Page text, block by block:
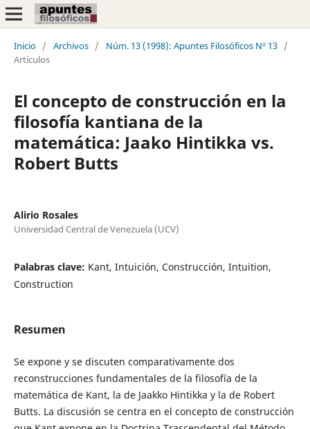
Inicio / Archivos / Núm. 13 (1998): Apuntes Filosóficos Nº 13 /
Artículos
El concepto de construcción en la
filosofía kantiana de la
matemática: Jaako Hintikka vs.
Robert Butts
Alirio Rosales
Universidad Central de Venezuela (UCV)
Palabras clave: Kant, Intuición, Construcción, Intuition,
Construction
Resumen
Se expone y se discuten comparativamente dos
reconstrucciones fundamentales de la filosofía de la
matemática de Kant, la de Jaakko Hintikka y la de Robert
Butts. La discusión se centra en el concepto de construcción